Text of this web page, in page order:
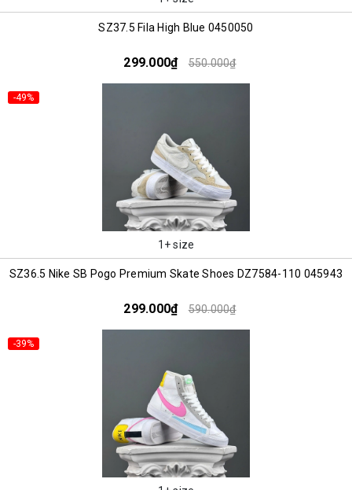
SZ37.5 Fila High Blue 0450050
299.000₫ 550.000₫
-49%
1+ size
SZ36.5 Nike SB Pogo Premium Skate Shoes DZ7584-110 045943
299.000₫ 590.000₫
-39%